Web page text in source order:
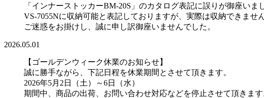
「インナーストッカーBM-20S」のカタログ表記に誤りが御座いま
VS-7055Nに収納可能と表記しておりますが、実際は収納できません
ご迷惑をお掛けし、誠に申し訳御座いませんでした。
2026.05.01
【ゴールデンウィーク休業のお知らせ】
誠に勝手ながら、下記日程を休業期間とさせて頂きます。
2026年5月2日（土）～6日（水）
期間中、商品の出荷、お問い合わせ対応などを停止させて頂きます